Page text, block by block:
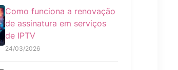
Como funciona a renovação
de assinatura em serviços
de IPTV
24/03/2026